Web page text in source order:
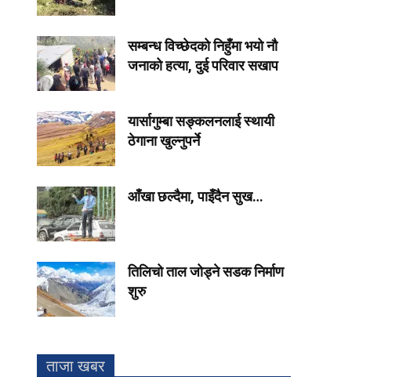
सम्बन्ध विच्छेदको निहुँमा भयो नौ
जनाको हत्या, दुई परिवार सखाप
यार्सागुम्बा सङ्कलनलाई स्थायी
ठेगाना खुल्नुपर्ने
आँखा छल्दैमा, पाइँदैन सुख…
तिलिचो ताल जोड्ने सडक निर्माण
शुरु
ताजा खबर